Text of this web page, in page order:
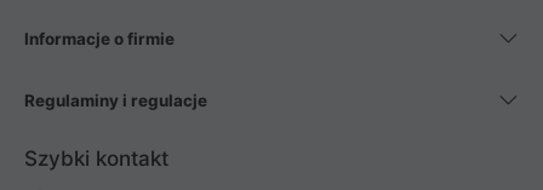
Informacje o firmie
Regulaminy i regulacje
Szybki kontakt